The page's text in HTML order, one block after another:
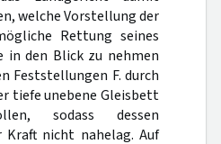
welche Vorstellung der
Rettung seines
in den Blick zu nehmen
Feststellungen F. durch
tiefe unebene Gleisbett
sodass dessen
Kraft nicht nahelag. Auf